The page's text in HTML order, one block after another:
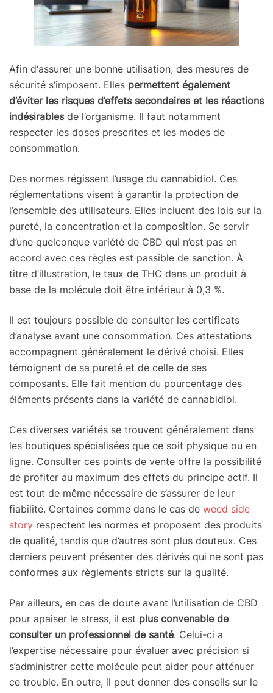
Afin d‘assurer une bonne utilisation, des mesures de
sécurité s’imposent. Elles permettent également
d’éviter les risques d’effets secondaires et les réactions
indésirablesde l’organisme. Il faut notamment
respecter les doses prescrites et les modes de
consommation.
Des normes régissent l’usage du cannabidiol. Ces
réglementations visent à garantir la protection de
l’ensemble des utilisateurs. Elles incluent des lois sur la
pureté, la concentration et la composition. Se servir
d’une quelconque variété de CBD qui n’est pas en
accord avec ces règles est passible de sanction. À
titre d’illustration, le taux de THC dans un produit à
base de la molécule doit être inférieur à 0,3 %.
Il est toujours possible de consulter les certificats
d’analyse avant une consommation. Ces attestations
accompagnent généralement le dérivé choisi. Elles
témoignent de sa pureté et de celle de ses
composants. Elle fait mention du pourcentage des
éléments présents dans la variété de cannabidiol.
Ces diverses variétés se trouvent généralement dans
les boutiques spécialisées que ce soit physique ou en
ligne. Consulter ces points de vente offre la possibilité
de profiter au maximum des effets du principe actif. Il
est tout de même nécessaire de s’assurer de leur
fiabilité. Certaines comme dans le cas de weed side
story respectent les normes et proposent des produits
de qualité, tandis que d’autres sont plus douteux. Ces
derniers peuvent présenter des dérivés qui ne sont pas
conformes aux règlements stricts sur la qualité.
Par ailleurs, en cas de doute avant l’utilisation de CBD
pour apaiser le stress, il est plus convenable de
consulter un professionnel de santé. Celui-ci a
l’expertise nécessaire pour évaluer avec précision si
s’administrer cette molécule peut aider pour atténuer
ce trouble. En outre, il peut donner des conseils sur le